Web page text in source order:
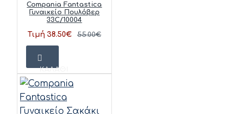
Compania Fantastica
Γυναικείο Πουλόβερ
33C/10004
Τιμή 38.50€ 55.00€
ΚΑΛΆΘΙ